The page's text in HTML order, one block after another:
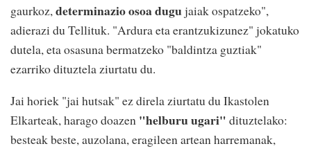
gaurkoz,determinazio osoa dugujaiak ospatzeko",
adierazi du Tellituk. "Ardura eta erantzukizunez" jokatuko
dutela, eta osasuna bermatzeko "baldintza guztiak"
ezarriko dituztela ziurtatu du.
Jai horiek "jai hutsak" ez direla ziurtatu du Ikastolen
Elkarteak, harago doazen "helburu ugari" dituztelako:
besteak beste, auzolana, eragileen artean harremanak,